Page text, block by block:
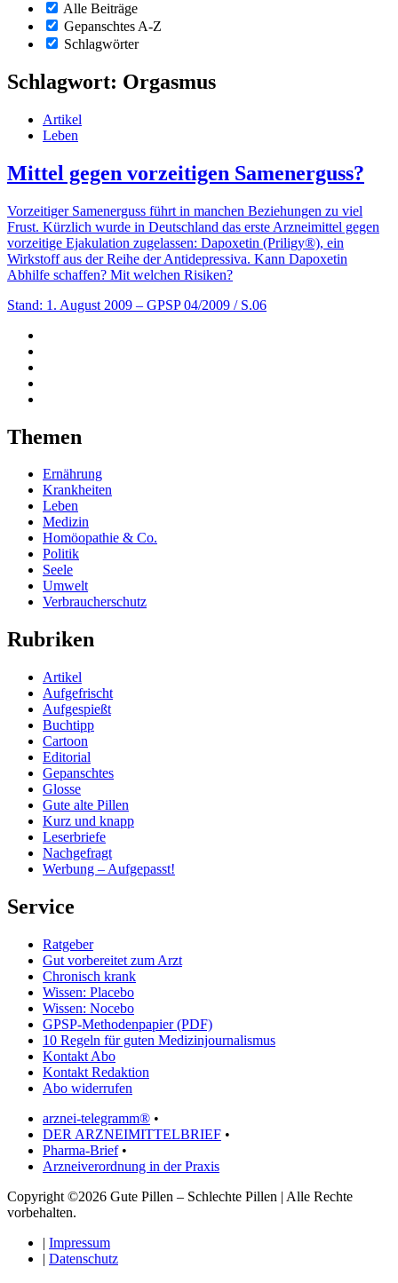
Alle Beiträge
Gepanschtes A-Z
Schlagwörter
Schlagwort: Orgasmus
Artikel
Leben
Mittel gegen vorzeitigen Samenerguss?
Vorzeitiger Samenerguss führt in manchen Beziehungen zu viel
Frust. Kürzlich wurde in Deutschland das erste Arzneimittel gegen
vorzeitige Ejakulation zugelassen: Dapoxetin (Priligy®), ein
Wirkstoff aus der Reihe der Antidepressiva. Kann Dapoxetin
Abhilfe schaffen? Mit welchen Risiken?
Stand: 1. August 2009 – GPSP 04/2009 / S.06
Themen
Ernährung
Krankheiten
Leben
Medizin
Homöopathie & Co.
Politik
Seele
Umwelt
Verbraucherschutz
Rubriken
Artikel
Aufgefrischt
Aufgespießt
Buchtipp
Cartoon
Editorial
Gepanschtes
Glosse
Gute alte Pillen
Kurz und knapp
Leserbriefe
Nachgefragt
Werbung – Aufgepasst!
Service
Ratgeber
Gut vorbereitet zum Arzt
Chronisch krank
Wissen: Placebo
Wissen: Nocebo
GPSP-Methodenpapier (PDF)
10 Regeln für guten Medizinjournalismus
Kontakt Abo
Kontakt Redaktion
Abo widerrufen
arznei-telegramm® •
DER ARZNEIMITTELBRIEF •
Pharma-Brief•
Arzneiverordnung in der Praxis
Copyright ©2026 Gute Pillen – Schlechte Pillen | Alle Rechte
vorbehalten.
| Impressum
| Datenschutz